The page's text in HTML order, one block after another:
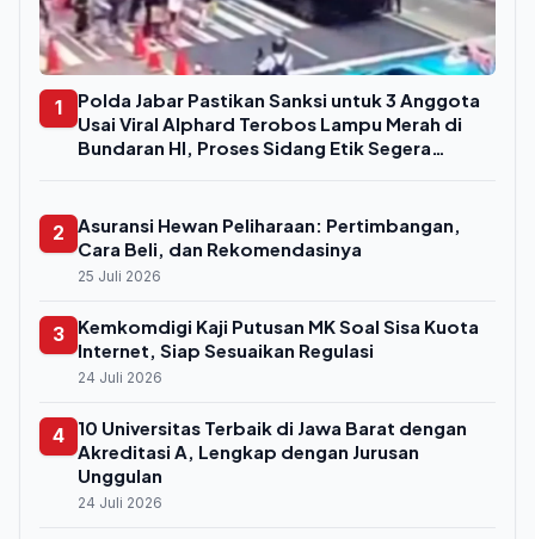
1
Polda Jabar Pastikan Sanksi untuk 3 Anggota
Usai Viral Alphard Terobos Lampu Merah di
Bundaran HI, Proses Sidang Etik Segera
2
Asuransi Hewan Peliharaan: Pertimbangan,
Cara Beli, dan Rekomendasinya
25 Juli 2026
3
Kemkomdigi Kaji Putusan MK Soal Sisa Kuota
Internet, Siap Sesuaikan Regulasi
24 Juli 2026
4
10 Universitas Terbaik di Jawa Barat dengan
Akreditasi A, Lengkap dengan Jurusan
Unggulan
24 Juli 2026